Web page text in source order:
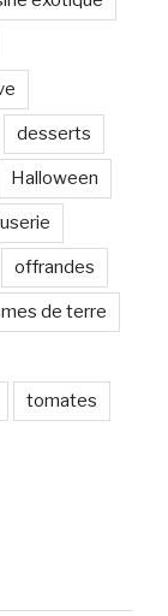
desserts
Halloween
offrandes
de terre
tomates